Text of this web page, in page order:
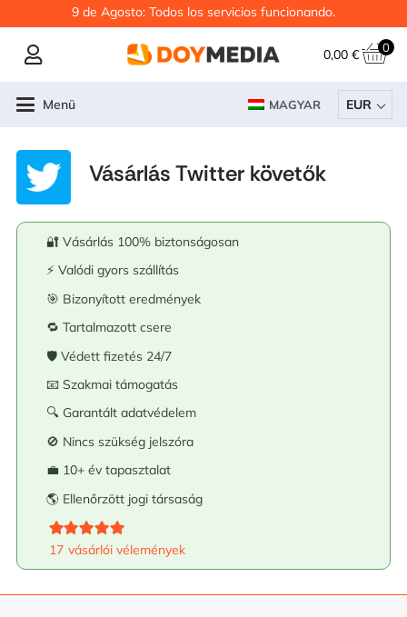
9 de Agosto: Todos los servicios funcionando.
0,00 € 0
Menü MAGYAR EUR
Vásárlás Twitter követők
🔐 Vásárlás 100% biztonságosan
⚡ Valódi gyors szállítás
🎯 Bizonyított eredmények
🔁 Tartalmazott csere
🛡️ Védett fizetés 24/7
📧 Szakmai támogatás
🔍 Garantált adatvédelem
🚫 Nincs szükség jelszóra
💼 10+ év tapasztalat
🌎 Ellenőrzött jogi társaság
Kategória5.00az 5-ből
17 vásárlói vélemények